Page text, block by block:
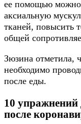
ее помощью можно
аксиальную
тканей, повысить
общей
Зюзина отметила,
необходимо
после еды.
10 упражнений
после